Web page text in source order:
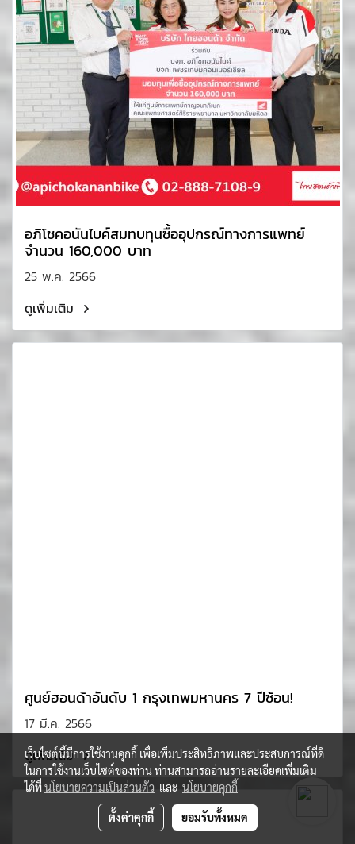
อภิโชคอนันไบค์สมทบทุนซื้ออุปกรณ์ทางการแพทย์
จำนวน 160,000 บาท
25 พ.ค. 2566
ดูเพิ่มเติม
ศูนย์ฮอนด้าอันดับ 1 กรุงเทพมหานคร 7 ปีซ้อน!
17 มี.ค. 2566
ดูเพิ่มเติม
เว็บไซต์นี้มีการใช้งานคุกกี้ เพื่อเพิ่มประสิทธิภาพและประสบการณ์ที่ดี
ในการใช้งานเว็บไซต์ของท่าน ท่านสามารถอ่านรายละเอียดเพิ่มเติม
ได้ที่นโยบายความเป็นส่วนตัว และ นโยบายคุกกี้
ตั้งค่าคุกกี้ ยอมรับทั้งหมด